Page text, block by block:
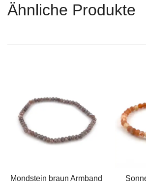
Ähnliche Produkte
Mondstein braun Armband